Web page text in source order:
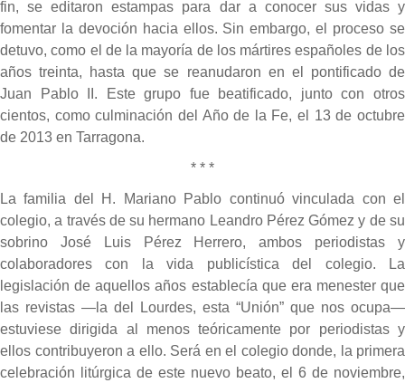
fin, se editaron estampas para dar a conocer sus vidas y
fomentar la devoción hacia ellos. Sin embargo, el proceso se
detuvo, como el de la mayoría de los mártires españoles de los
años treinta, hasta que se reanudaron en el pontificado de
Juan Pablo II. Este grupo fue beatificado, junto con otros
cientos, como culminación del Año de la Fe, el 13 de octubre
de 2013 en Tarragona.
* * *
La familia del H. Mariano Pablo continuó vinculada con el
colegio, a través de su hermano Leandro Pérez Gómez y de su
sobrino José Luis Pérez Herrero, ambos periodistas y
colaboradores con la vida publicística del colegio. La
legislación de aquellos años establecía que era menester que
las revistas —la del Lourdes, esta “Unión” que nos ocupa—
estuviese dirigida al menos teóricamente por periodistas y
ellos contribuyeron a ello. Será en el colegio donde, la primera
celebración litúrgica de este nuevo beato, el 6 de noviembre,